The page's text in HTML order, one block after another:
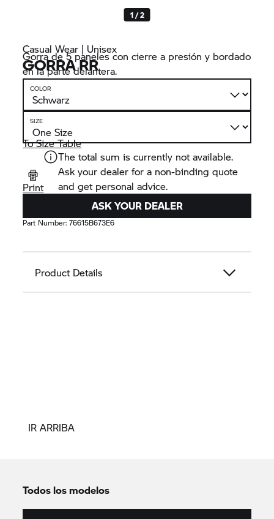
1 / 2
Casual Wear | Unisex
GORRA RR
Gorra de 5 paneles con cierre a presión y bordado
en la parte delantera.
COLOR
SIZE
To Size Table
Print
The total sum is currently not available.
Ask your dealer for a non-binding quote
and get personal advice.
ASK YOUR DEALER
Part Number:76615B673E6
Product Details
IR ARRIBA
Todos los modelos